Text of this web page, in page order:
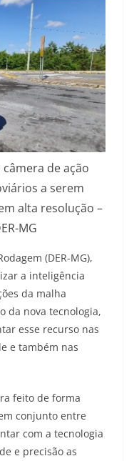
de ação
a serem
alta resolução –
MG
(DER-MG),
a inteligência
da malha
da nova tecnologia,
esse recurso nas
e também nas
feito de forma
conjunto entre
com a tecnologia
e precisão as